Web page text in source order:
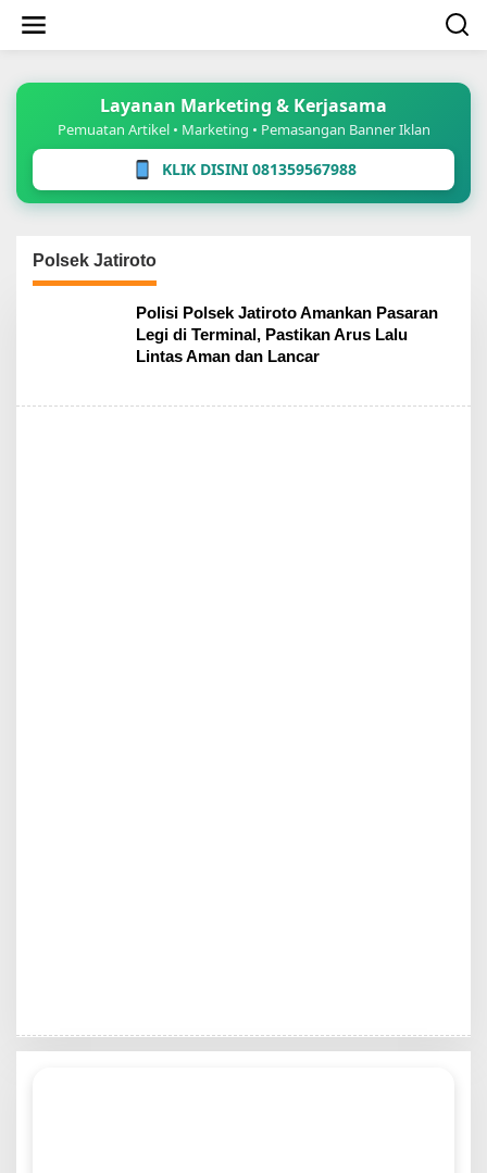
konten
Layanan Marketing & Kerjasama
Pemuatan Artikel • Marketing • Pemasangan Banner Iklan
KLIK DISINI 081359567988
Polsek Jatiroto
Polisi Polsek Jatiroto Amankan Pasaran
Legi di Terminal, Pastikan Arus Lalu
Lintas Aman dan Lancar